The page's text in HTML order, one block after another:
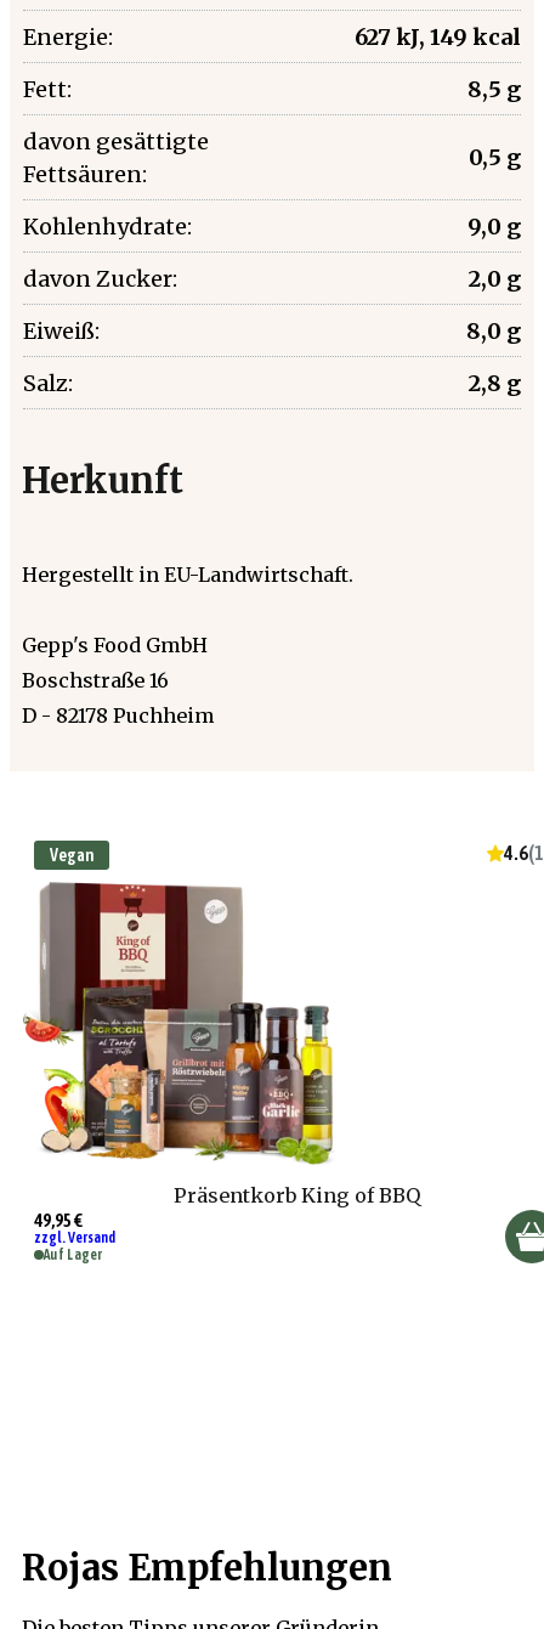
Energie:
627 kJ, 149 kcal
Fett:
8,5 g
davon gesättigte
Fettsäuren:
0,5 g
Kohlenhydrate:
9,0 g
davon Zucker:
2,0 g
Eiweiß:
8,0 g
Salz:
2,8 g
Herkunft
Hergestellt in EU-Landwirtschaft.
Gepp's Food GmbH
Boschstraße 16
D - 82178 Puchheim
Vegan 4.6(
Präsentkorb King of BBQ
49,95 €
zzgl. Versand
Auf Lager
Rojas Empfehlungen